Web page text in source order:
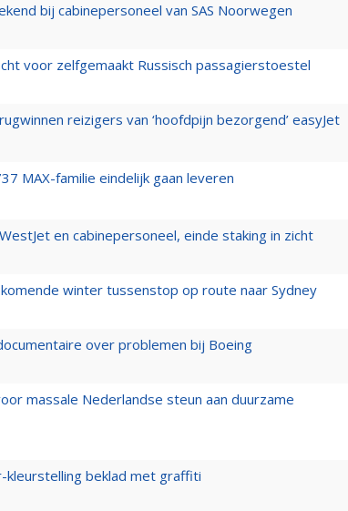
bij cabinepersoneel van SAS Noorwegen
voor zelfgemaakt Russisch passagierstoestel
reizigers van ‘hoofdpijn bezorgend’ easyJet
MAX-familie eindelijk gaan leveren
en cabinepersoneel, einde staking in zicht
winter tussenstop op route naar Sydney
over problemen bij Boeing
massale Nederlandse steun aan duurzame
kleurstelling beklad met graffiti